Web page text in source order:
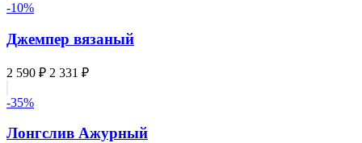
-10%
Джемпер вязаный
2 590 ₽ 2 331 ₽
-35%
Лонгслив Ажурный